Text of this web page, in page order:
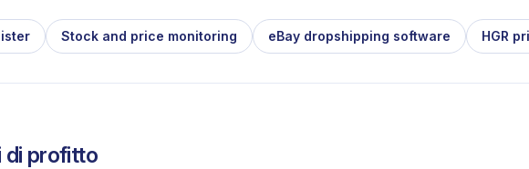
Stock and price monitoring eBay dropshipping software HGR
di profitto